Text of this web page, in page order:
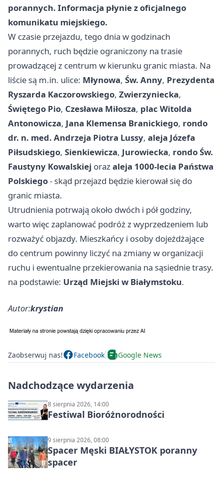
porannych. Informacja płynie z oficjalnego
komunikatu miejskiego.
W czasie przejazdu, tego dnia w godzinach
porannych, ruch będzie ograniczony na trasie
prowadzącej z centrum w kierunku granic miasta. Na
liście są m.in. ulice: Młynowa, Św. Anny, Prezydenta
Ryszarda Kaczorowskiego, Zwierzyniecka,
Świętego Pio, Czesława Miłosza, plac Witolda
Antonowicza, Jana Klemensa Branickiego, rondo
dr. n. med. Andrzeja Piotra Lussy, aleja Józefa
Piłsudskiego, Sienkiewicza, Jurowiecka, rondo Św.
Faustyny Kowalskiej orazaleja 1000-lecia Państwa
Polskiego- skąd przejazd będzie kierował się do
granic miasta.
Utrudnienia potrwają około dwóch i pół godziny,
warto więc zaplanować podróż z wyprzedzeniem lub
rozważyć objazdy. Mieszkańcy i osoby dojeżdżające
do centrum powinny liczyć na zmiany w organizacji
ruchu i ewentualne przekierowania na sąsiednie trasy.
na podstawie: Urząd Miejski w Białymstoku.
Autor:krystian
Zaobserwuj nas! Facebook Google News
Nadchodzące wydarzenia
8 sierpnia 2026, 14:00
Festiwal Bioróżnorodności
9 sierpnia 2026, 08:00
Spacer Męski BIAŁYSTOK poranny
spacer